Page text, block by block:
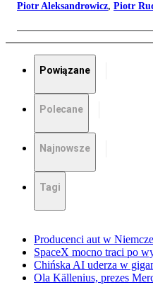
Piotr Aleksandrowicz, Piotr
Powiązane
Polecane
Najnowsze
Tagi
Producenci aut w
SpaceX mocno traci po
Chińska AI uderza w
Ola Källenius, prezes